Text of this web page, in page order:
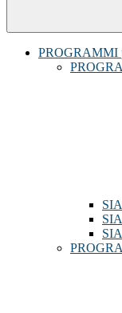
PROGRAMMI